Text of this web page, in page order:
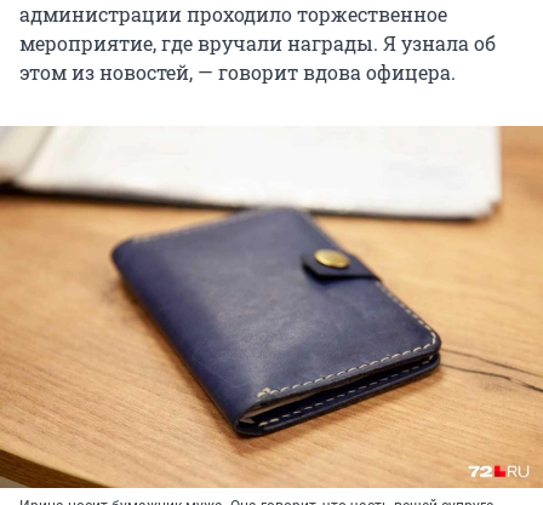
администрации проходило торжественное
мероприятие, где вручали награды. Я узнала об
этом из новостей, — говорит вдова офицера.